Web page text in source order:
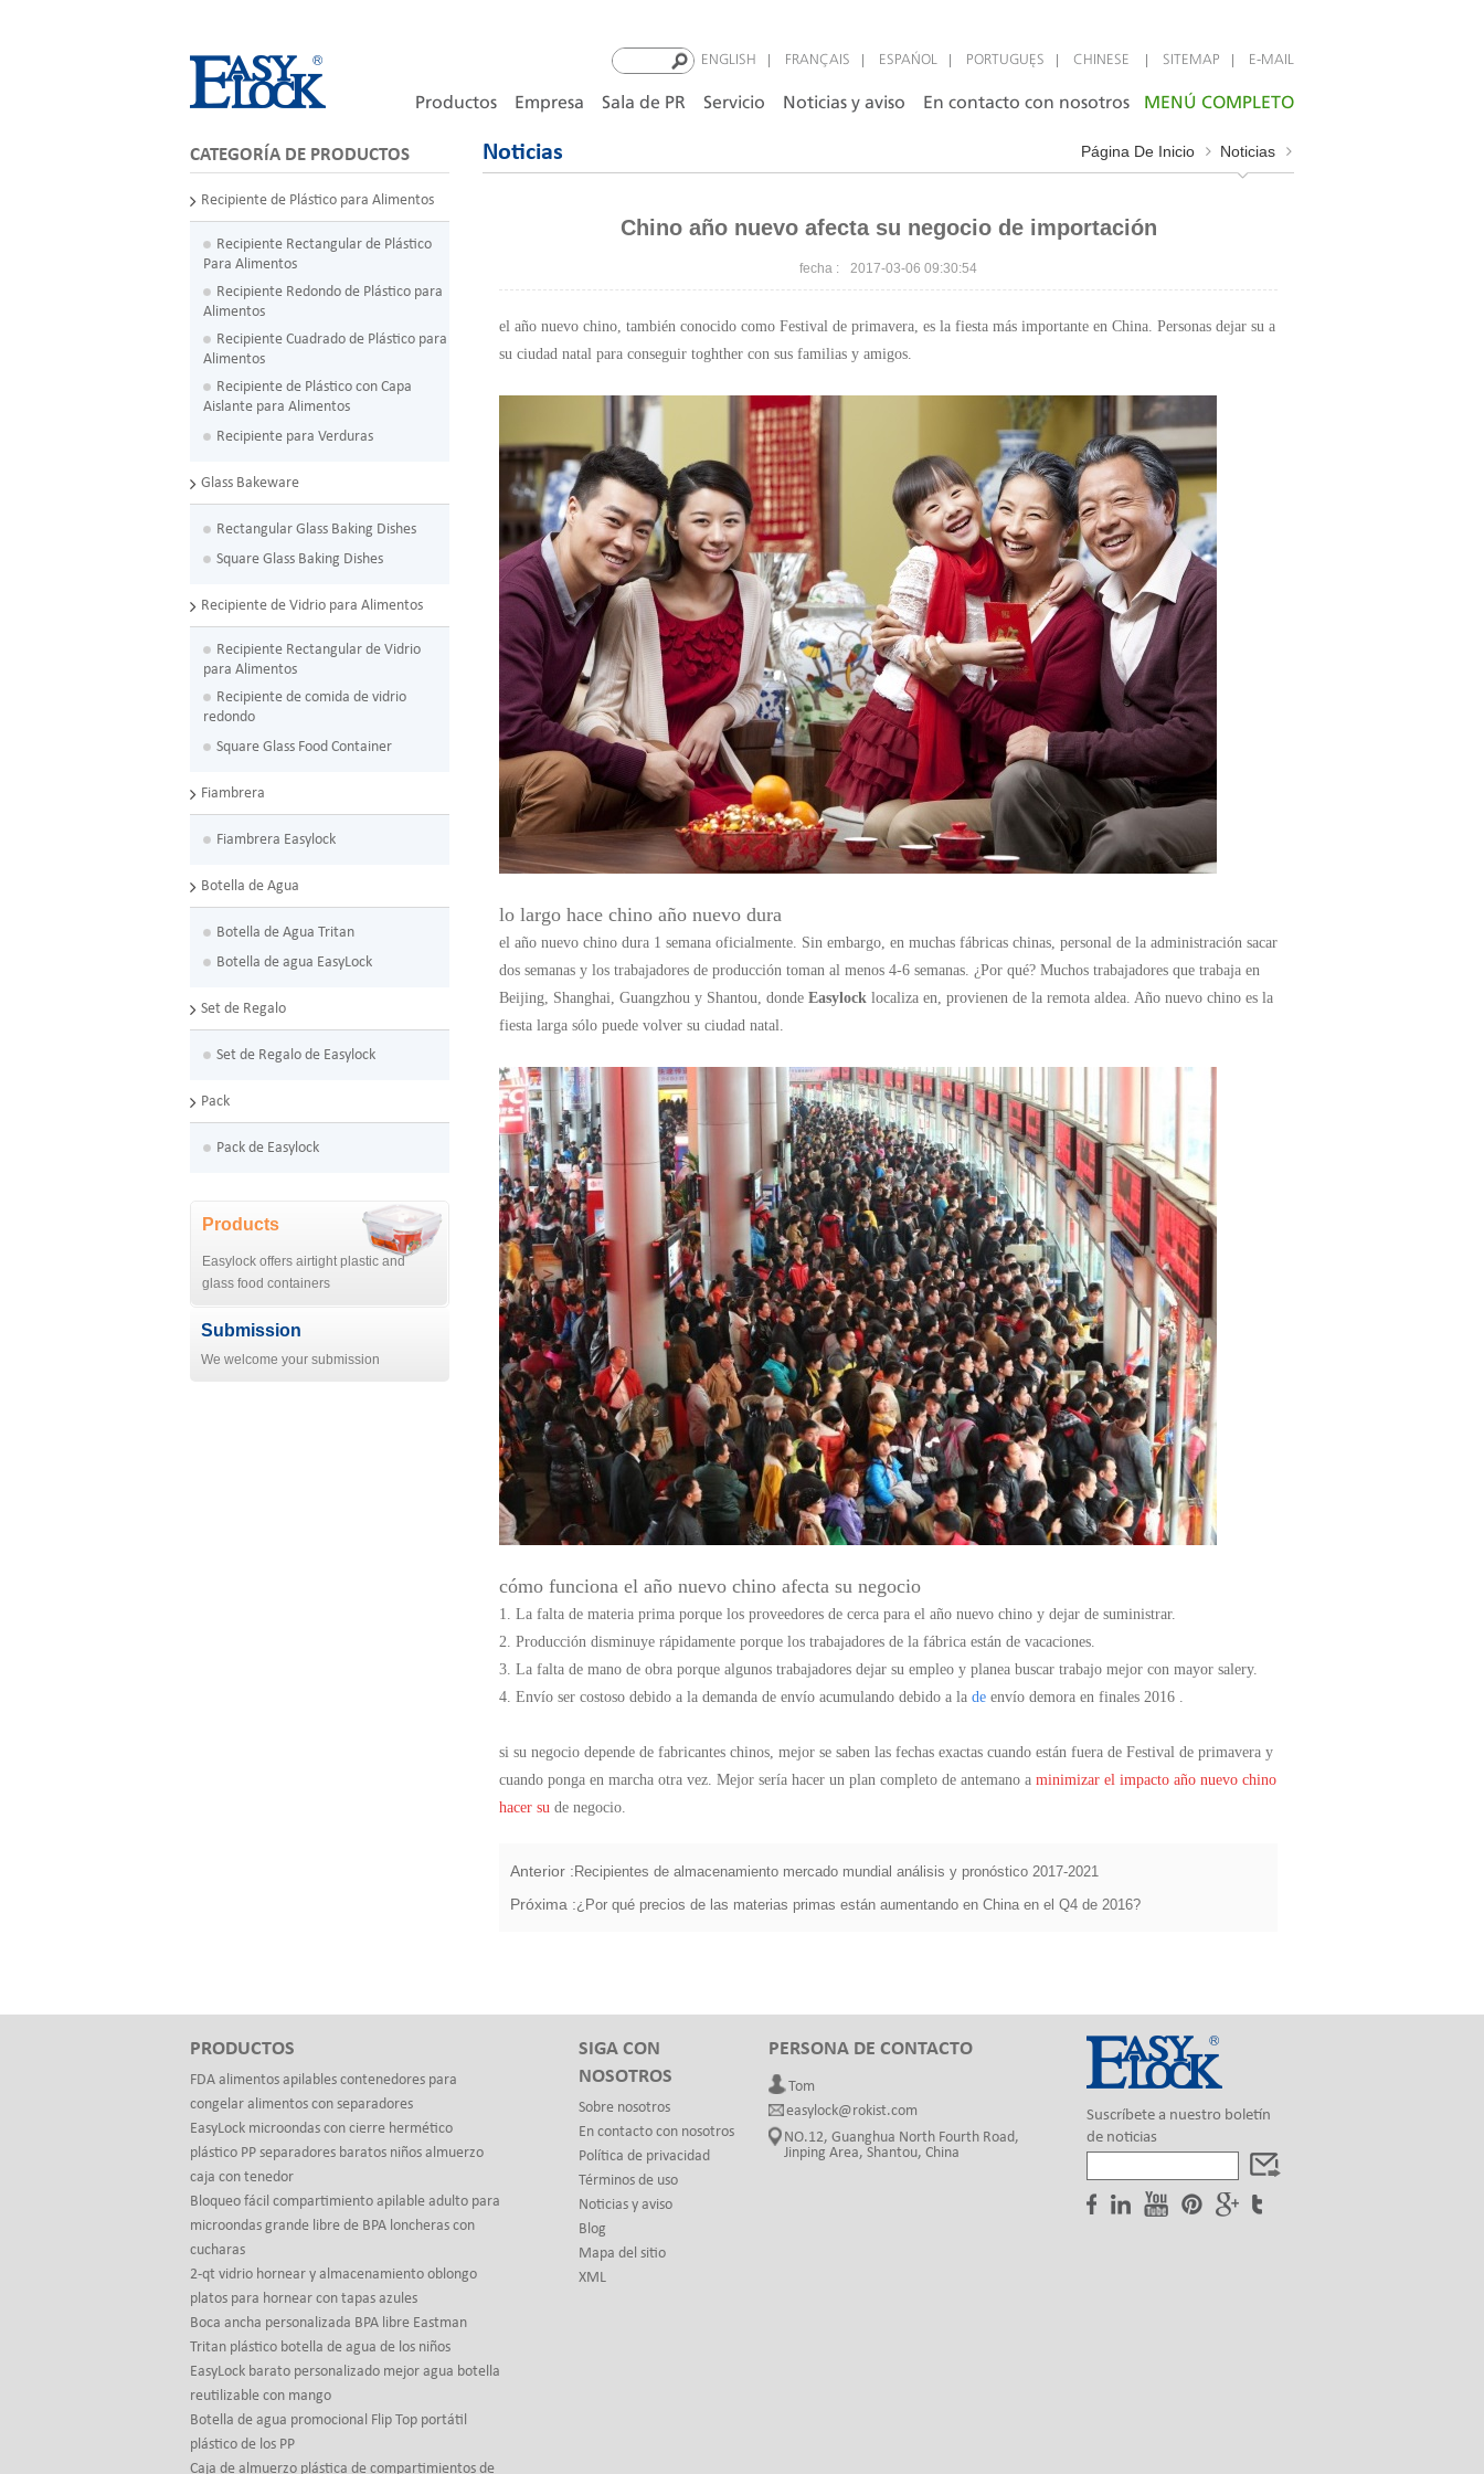
ENGLISH FRANÇAIS ESPAÑOL PORTUGUÊS CHINESE SITEMAP E-MAIL
MENÚ COMPLETO
Productos Empresa Sala de PR Servicio Noticias y aviso En contacto con nosotros
CATEGORÍA DE PRODUCTOS
Recipiente de Plástico para Alimentos
Recipiente Rectangular de Plástico
Para Alimentos
Recipiente Redondo de Plástico para
Alimentos
Recipiente Cuadrado de Plástico para
Alimentos
Recipiente de Plástico con Capa
Aislante para Alimentos
Recipiente para Verduras
Glass Bakeware
Rectangular Glass Baking Dishes
Square Glass Baking Dishes
Recipiente de Vidrio para Alimentos
Recipiente Rectangular de Vidrio
para Alimentos
Recipiente de comida de vidrio
redondo
Square Glass Food Container
Fiambrera
Fiambrera Easylock
Botella de Agua
Botella de Agua Tritan
Botella de agua EasyLock
Set de Regalo
Set de Regalo de Easylock
Pack
Pack de Easylock
Products
Easylock offers airtight plastic and
glass food containers
Submission
We welcome your submission
Noticias Página De Inicio Noticias
Chino año nuevo afecta su negocio de importación
fecha : 2017-03-06 09:30:54
el año nuevo chino, también conocido como Festival de primavera, es la fiesta más importante en China. Personas dejar su a
su ciudad natal para conseguir toghther con sus familias y amigos.
lo largo hace chino año nuevo dura
el año nuevo chino dura 1 semana oficialmente. Sin embargo, en muchas fábricas chinas, personal de la administración sacar
dos semanas y los trabajadores de producción toman al menos 4-6 semanas. ¿Por qué? Muchos trabajadores que trabaja en
Beijing, Shanghai, Guangzhou y Shantou, donde Easylock localiza en, provienen de la remota aldea. Año nuevo chino es la
fiesta larga sólo puede volver su ciudad natal.
cómo funciona el año nuevo chino afecta su negocio
1. La falta de materia prima porque los proveedores de cerca para el año nuevo chino y dejar de suministrar.
2. Producción disminuye rápidamente porque los trabajadores de la fábrica están de vacaciones.
3. La falta de mano de obra porque algunos trabajadores dejar su empleo y planea buscar trabajo mejor con mayor salery.
4. Envío ser costoso debido a la demanda de envío acumulando debido a la de envío demora en finales 2016 .
si su negocio depende de fabricantes chinos, mejor se saben las fechas exactas cuando están fuera de Festival de primavera y
cuando ponga en marcha otra vez. Mejor sería hacer un plan completo de antemano a minimizar el impacto año nuevo chino
hacer su de negocio.
Anterior : Recipientes de almacenamiento mercado mundial análisis y pronóstico 2017-2021
Próxima :¿Por qué precios de las materias primas están aumentando en China en el Q4 de 2016?
PRODUCTOS
FDA alimentos apilables contenedores para
congelar alimentos con separadores
EasyLock microondas con cierre hermético
plástico PP separadores baratos niños almuerzo
caja con tenedor
Bloqueo fácil compartimiento apilable adulto para
microondas grande libre de BPA loncheras con
cucharas
2-qt vidrio hornear y almacenamiento oblongo
platos para hornear con tapas azules
Boca ancha personalizada BPA libre Eastman
Tritan plástico botella de agua de los niños
EasyLock barato personalizado mejor agua botella
reutilizable con mango
Botella de agua promocional Flip Top portátil
plástico de los PP
Caja de almuerzo plástica de compartimientos de
SIGA CON
NOSOTROS
Sobre nosotros
En contacto con nosotros
Política de privacidad
Términos de uso
Noticias y aviso
Blog
Mapa del sitio
XML
PERSONA DE CONTACTO
Tom
easylock@rokist.com
NO.12, Guanghua North Fourth Road,
Jinping Area, Shantou, China
Suscríbete a nuestro boletín
de noticias